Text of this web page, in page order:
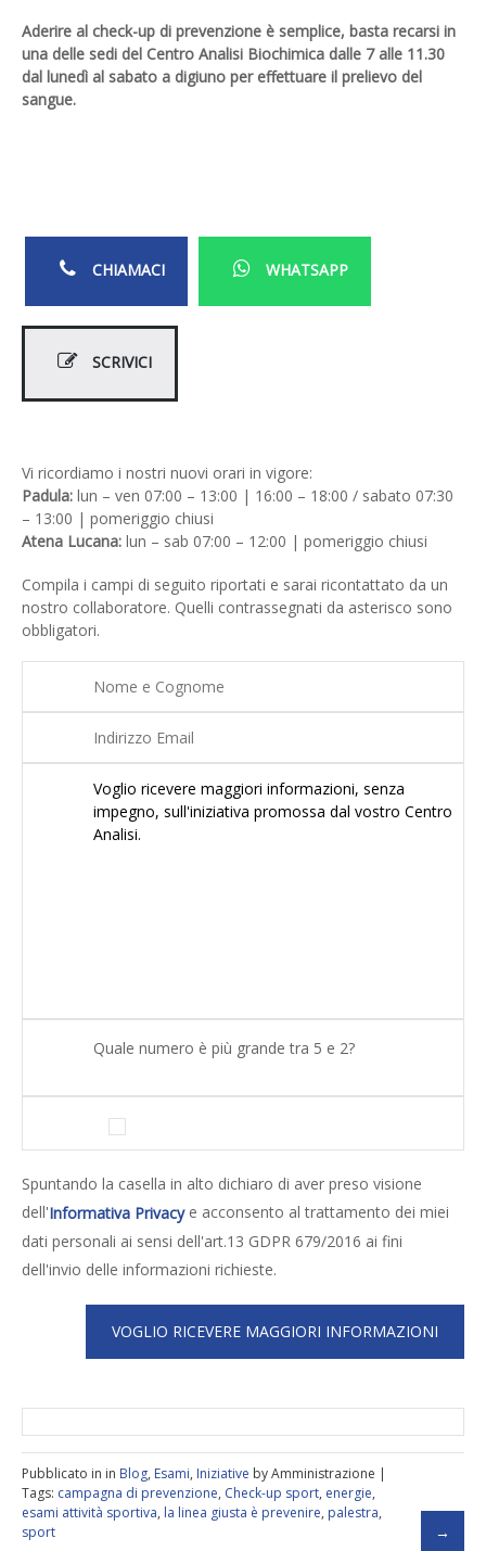
Aderire al check-up di prevenzione è semplice, basta recarsi in
una delle sedi del Centro Analisi Biochimica dalle 7 alle 11.30
dal lunedì al sabato a digiuno per effettuare il prelievo del
sangue.
CHIAMACI WHATSAPP
SCRIVICI
Vi ricordiamo i nostri nuovi orari in vigore:
Padula: lun – ven 07:00 – 13:00 | 16:00 – 18:00 / sabato 07:30
– 13:00 | pomeriggio chiusi
Atena Lucana: lun – sab 07:00 – 12:00 | pomeriggio chiusi
Compila i campi di seguito riportati e sarai ricontattato da un
nostro collaboratore. Quelli contrassegnati da asterisco sono
obbligatori.
Quale numero è più grande tra 5 e 2?
Spuntando la casella in alto dichiaro di aver preso visione
dell'Informativa Privacye acconsento al trattamento dei miei
dati personali ai sensi dell'art.13 GDPR 679/2016 ai fini
dell'invio delle informazioni richieste.
Pubblicato in in Blog, Esami, Iniziative by Amministrazione |
Tags: campagna di prevenzione, Check-up sport, energie,
esami attività sportiva, la linea giusta è prevenire, palestra,
sport